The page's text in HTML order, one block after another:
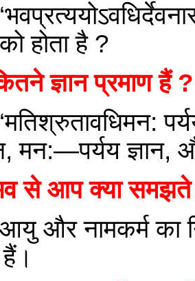
होता है ?
ज्ञान प्रमाण हैं ?
मन:—पर्यय ज्ञान,
से आप क्या
और नामकर्म का